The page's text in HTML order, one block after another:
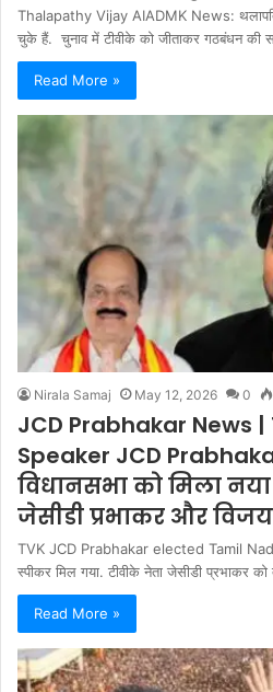
Thalapathy Vijay AIADMK News:
चुके हैं. चुनाव में टीवीके को जीताकर गठबंधन की
Read More »
Nirala Samaj May 12, 2026 0
JCD Prabhakar News
Speaker JCD
विधानसभा को मिला
जेसीडी प्रभाकर और
TVK JCD Prabhakar elected Tamil
स्पीकर मिल गया. टीवीके नेता जेसीडी प्रभाकर
Read More »